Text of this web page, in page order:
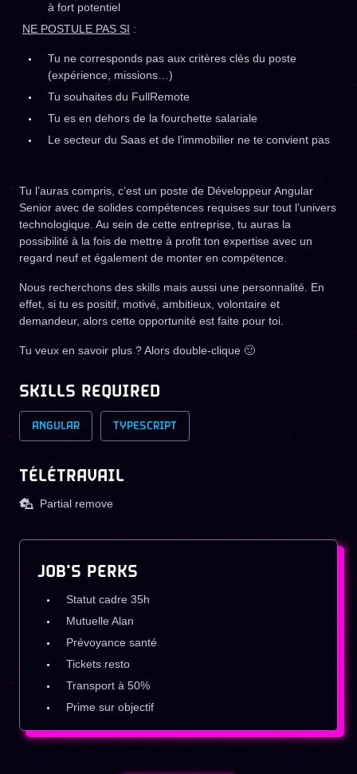
à fort potentiel
NE POSTULE PAS SI:
Tu ne corresponds pas aux critères clés du poste
(expérience, missions…)
Tu souhaites du FullRemote
Tu es en dehors de la fourchette salariale
Le secteur du Saas et de l’immobilier ne te convient pas
Tu l’auras compris, c’est un poste de Développeur Angular
Senior avec de solides compétences requises sur tout l’univers
technologique. Au sein de cette entreprise, tu auras la
possibilité à la fois de mettre à profit ton expertise avec un
regard neuf et également de monter en compétence.
Nous recherchons des skills mais aussi une personnalité. En
effet, si tu es positif, motivé, ambitieux, volontaire et
demandeur, alors cette opportunité est faite pour toi.
Tu veux en savoir plus ? Alors double-clique 🙂
SKILLS REQUIRED
ANGULAR TYPESCRIPT
TÉLÉTRAVAIL
Partial remove
JOB'S PERKS
Statut cadre 35h
Mutuelle Alan
Prévoyance santé
Tickets resto
Transport à 50%
Prime sur objectif